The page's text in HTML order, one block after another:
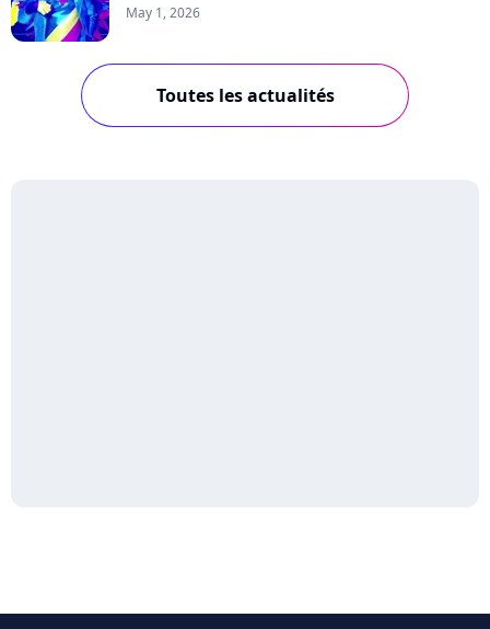
May 1, 2026
Toutes les actualités